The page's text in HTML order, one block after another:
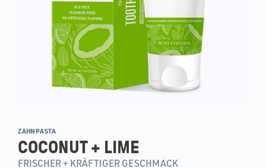
ZAHNPASTA
COCONUT + LIME
FRISCHER + KRÄFTIGER GESCHMACK